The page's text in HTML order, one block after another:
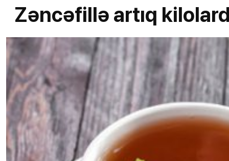
Zəncəfillə artıq